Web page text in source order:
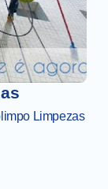
Limpezas